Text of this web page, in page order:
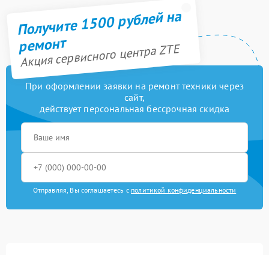
Получите 1500 рублей на
ремонт
Акция сервисного центра ZTE
При оформлении заявки на ремонт техники через
сайт,
действует персональная бессрочная скидка
Отправляя, Вы соглашаетесь с политикой конфиденциальности